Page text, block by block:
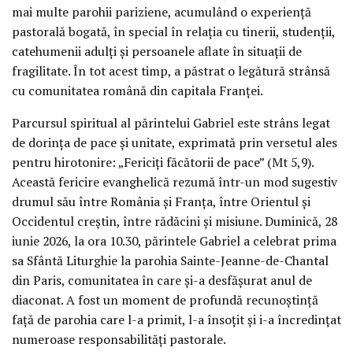
mai multe parohii pariziene, acumulând o experiență
pastorală bogată, în special în relația cu tinerii, studenții,
catehumenii adulți și persoanele aflate în situații de
fragilitate. În tot acest timp, a păstrat o legătură strânsă
cu comunitatea română din capitala Franței.
Parcursul spiritual al părintelui Gabriel este strâns legat
de dorința de pace și unitate, exprimată prin versetul ales
pentru hirotonire: „Fericiți făcătorii de pace” (Mt 5,9).
Această fericire evanghelică rezumă într-un mod sugestiv
drumul său între România și Franța, între Orientul și
Occidentul creștin, între rădăcini și misiune. Duminică, 28
iunie 2026, la ora 10.30, părintele Gabriel a celebrat prima
sa Sfântă Liturghie la parohia Sainte-Jeanne-de-Chantal
din Paris, comunitatea în care și-a desfășurat anul de
diaconat. A fost un moment de profundă recunoștință
față de parohia care l-a primit, l-a însoțit și i-a încredințat
numeroase responsabilități pastorale.